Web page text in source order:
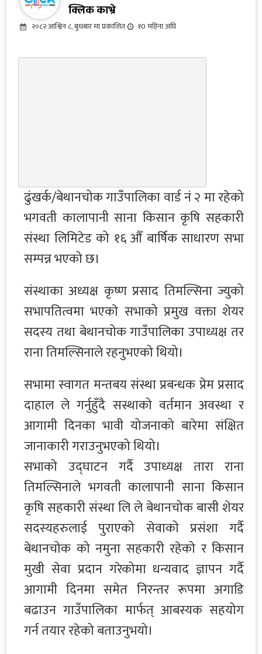
क्लिक काभ्रे
२०८२ आश्विन ८, बुधबार मा प्रकाशित १0 महिना अघि
ढुंखर्क/बेथानचोक गाउँपालिका वार्ड नं २ मा रहेको
भगवती कालापानी साना किसान कृषि सहकारी
संस्था लिमिटेड को १६ औँ बार्षिक साधारण सभा
सम्पन्न भएको छ।
संस्थाका अध्यक्ष कृष्ण प्रसाद तिमल्सिना ज्युको
सभापतित्वमा भएकाे सभाको प्रमुख वक्ता शेयर
सदस्य तथा बेथानचोक गाउँपालिका उपाध्यक्ष तर
राना तिमल्सिनाले रहनुभएको थियो।
सभामा स्वागत मन्तबय संस्था प्रबन्धक प्रेम प्रसाद
दाहाल ले गर्नुहुँदै सस्थाको वर्तमान अवस्था र
आगामी दिनका भावी योजनाको बारेमा संक्षित
जानाकारी गराउनुभएको थियो।
सभाको उद्घाटन गर्दै उपाध्यक्ष तारा राना
तिमल्सिनाले भगवती कालापानी साना किसान
कृषि सहकारी संस्था लि ले बेथानचोक बासी शेयर
सदस्यहरुलाई पुराएको सेवाको प्रसंशा गर्दै
बेथानचोक को नमुना सहकारी रहेको र किसान
मुखी सेवा प्रदान गरेकोमा धन्यवाद ज्ञापन गर्दै
आगामी दिनमा समेत निरन्तर रूपमा अगाडि
बढाउन गाउँपालिका मार्फत् आबस्यक सहयोग
गर्न तयार रहेको बताउनुभयो।